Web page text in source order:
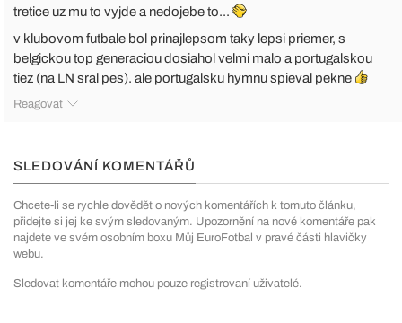
tretice uz mu to vyjde a nedojebe to...
v klubovom futbale bol prinajlepsom taky lepsi priemer, s
belgickou top generaciou dosiahol velmi malo a portugalskou
tiez (na LN sral pes). ale portugalsku hymnu spieval pekne
Reagovat
SLEDOVÁNÍ KOMENTÁŘŮ
Chcete-li se rychle dovědět o nových komentářích k tomuto článku,
přidejte si jej ke svým sledovaným. Upozornění na nové komentáře pak
najdete ve svém osobním boxu Můj EuroFotbal v pravé části hlavičky
webu.
Sledovat komentáře mohou pouze registrovaní uživatelé.